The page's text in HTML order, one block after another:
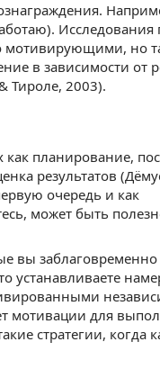
Исследования
мотивирующими, но
в зависимости от
Тироле, 2003).
планирование,
результатов
очередь и как
может быть
вы заблаговременно
устанавливаете
мотивации для
стратегии, когда